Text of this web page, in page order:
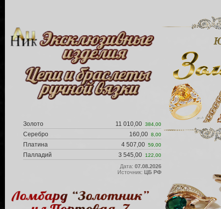
Золото 11 010,00 384,00
Серебро 160,00 8,00
Платина 4 507,00 59,00
Палладий 3 545,00 122,00
Дата: 07.08.2026
Источник: ЦБ РФ